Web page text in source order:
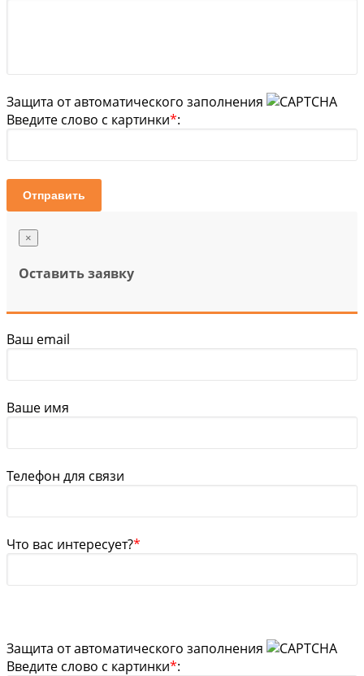
Защита от автоматического заполнения
Введите слово с картинки*:
Отправить
×
Оставить заявку
Ваш email
Ваше имя
Телефон для связи
Что вас интересует?*
Защита от автоматического заполнения
Введите слово с картинки*: